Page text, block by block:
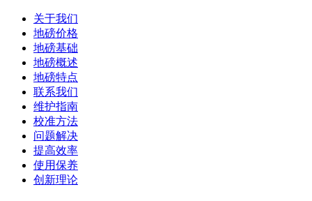
关于我们
地磅价格
地磅基础
地磅概述
地磅特点
联系我们
维护指南
校准方法
问题解决
提高效率
使用保养
创新理论